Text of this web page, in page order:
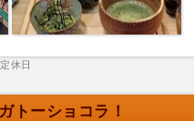
休日
トーショコラ！